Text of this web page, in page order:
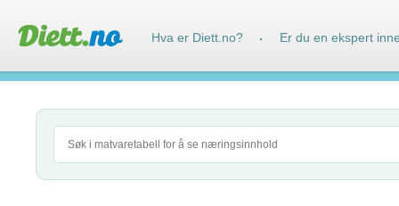
Hva er Diett.no? · Er du en ekspert